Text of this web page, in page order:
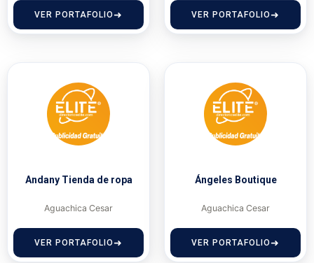
VER PORTAFOLIO VER PORTAFOLIO
Andany Tienda de ropa
Aguachica Cesar
VER PORTAFOLIO
Ángeles Boutique
Aguachica Cesar
VER PORTAFOLIO